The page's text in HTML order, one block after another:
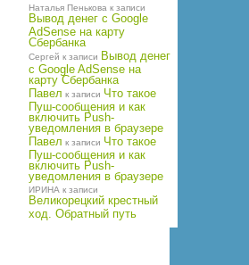
Наталья Пенькова к записи
Вывод денег с Google
AdSense на карту
Сбербанка
Сергей к записи Вывод денег
с Google AdSense на
карту Сбербанка
Павел к записи Что такое
Пуш-сообщения и как
включить Push-
уведомления в браузере
Павел к записи Что такое
Пуш-сообщения и как
включить Push-
уведомления в браузере
ИРИНА к записи
Великорецкий крестный
ход. Обратный путь